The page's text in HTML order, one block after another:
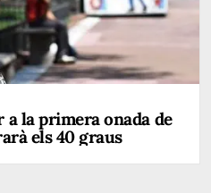
a la primera onada de
els 40 graus